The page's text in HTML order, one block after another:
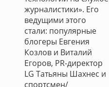
журналистики». Его
ведущими этого
стали: популярные
блогеры Евгения
Козлов и Виталий
Егоров, PR-директор
LG Татьяны Шахнес и
спортсмен/